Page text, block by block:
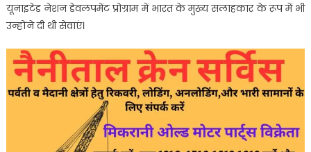
यूनाइटेड नेशन डेवलपमेंट प्रोग्राम में भारत के मुख्य सलाहकार के रूप में भी
उन्होंने दी थी सेवाएं।